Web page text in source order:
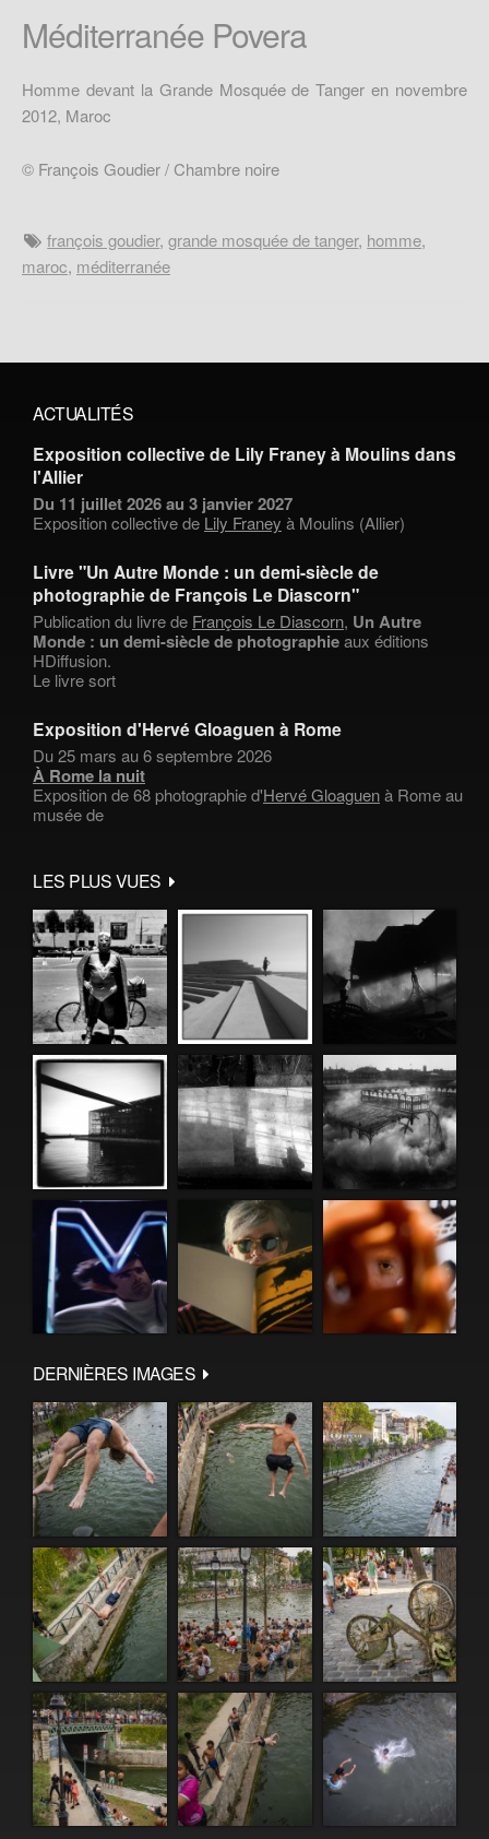
Méditerranée Povera
Homme devant la Grande Mosquée de Tanger en novembre
2012, Maroc
© François Goudier / Chambre noire
françois goudier,grande mosquée de tanger, homme,
maroc, méditerranée
ACTUALITÉS
Exposition collective de Lily Franey à Moulins dans
l'Allier
Du 11 juillet 2026 au 3 janvier 2027
Exposition collective de Lily Franey à Moulins (Allier)
Livre "Un Autre Monde : un demi-siècle de
photographie de François Le Diascorn"
Publication du livre de François Le Diascorn, Un Autre
Monde : un demi-siècle de photographieaux éditions
HDiffusion.
Le livre sort
Exposition d'Hervé Gloaguen à Rome
Du 25 mars au 6 septembre 2026
À Rome la nuit
Exposition de 68 photographie d'Hervé Gloaguenà Rome au
musée de
LES PLUS VUES
DERNIÈRES IMAGES